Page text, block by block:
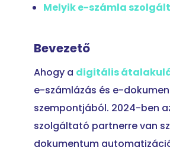
Melyik e-számla
Bevezető
Ahogy a digitális
e-számlázás és e-
szempontjából. 2024-ben
szolgáltató partnerre van
dokumentum